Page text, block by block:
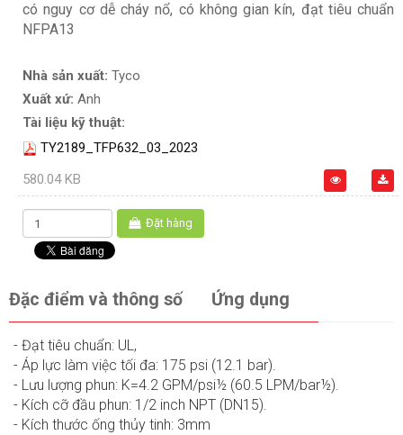
có nguy cơ dễ cháy nổ, có không gian kín, đạt tiêu chuẩn
NFPA13
Nhà sản xuất: Tyco
Xuất xứ: Anh
Tài liệu kỹ thuật:
TY2189_TFP632_03_2023
580.04 KB
Đặt hàng
Đặc điểm và thông số Ứng dụng
- Đạt tiêu chuẩn: UL,
- Áp lực làm việc tối đa: 175 psi (12.1 bar).
- Lưu lượng phun: K=4.2 GPM/psi½ (60.5 LPM/bar½).
- Kích cỡ đầu phun: 1/2 inch NPT (DN15).
- Kích thước ống thủy tinh: 3mm